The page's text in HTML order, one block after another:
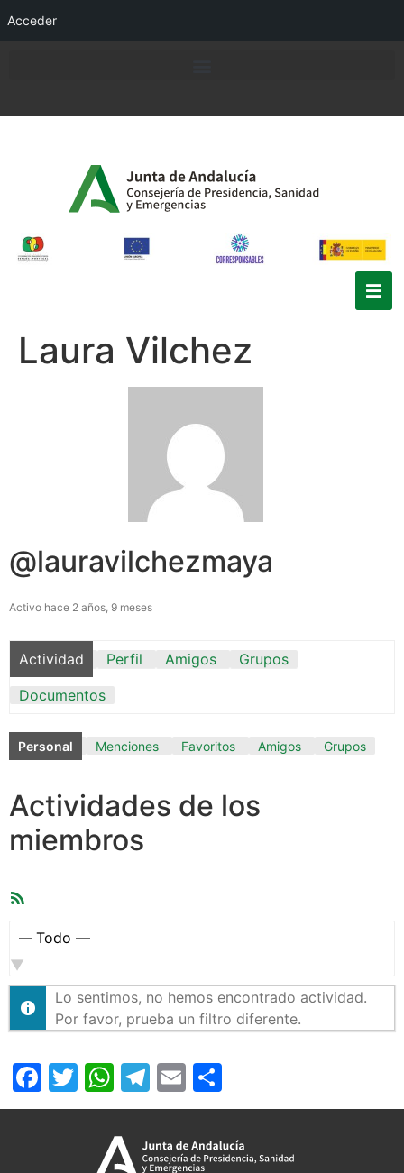
Acceder
Laura Vilchez
@lauravilchezmaya
Activo hace 2 años, 9 meses
Actividad Perfil Amigos
Grupos
Documentos
Personal Menciones Favoritos Amigos Grupos
Actividades de los
miembros
Mostrar:
Lo sentimos, no hemos encontrado actividad.
Por favor, prueba un filtro diferente.
Facebook
Twitter
WhatsApp
Telegram
Email